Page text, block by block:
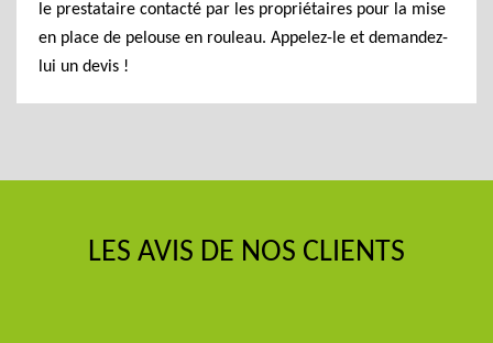
le prestataire contacté par les propriétaires pour la mise
en place de pelouse en rouleau. Appelez-le et demandez-
lui un devis !
LES AVIS DE NOS CLIENTS